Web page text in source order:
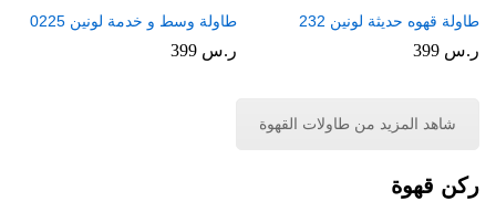
طاولة قهوه حديثة لونين 232
ر.س
طاولة وسط و خدمة لونين 0225
ر.س
شاهد المزيد من طاولات القهوة
ركن قهوة